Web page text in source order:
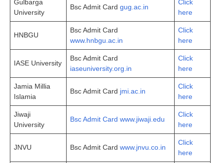
Gulbarga
University
Bsc Admit Card gug.ac.in
Click
here
HNBGU
Bsc Admit Card
www.hnbgu.ac.in
Click
here
IASE University
Bsc Admit Card
iaseuniversity.org.in
Click
here
Jamia Millia
Islamia
Bsc Admit Card jmi.ac.in
Click
here
Jiwaji
University
Bsc Admit Card www.jiwaji.edu
Click
here
JNVU Bsc Admit Card www.jnvu.co.in
Click
here